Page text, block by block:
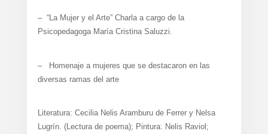
– “La Mujer y el Arte” Charla a cargo de la
Psicopedagoga María Cristina Saluzzi.
– Homenaje a mujeres que se destacaron en las
diversas ramas del arte
Literatura: Cecilia Nelis Aramburu de Ferrer y Nelsa
Lugrín. (Lectura de poema); Pintura: Nelis Raviol;